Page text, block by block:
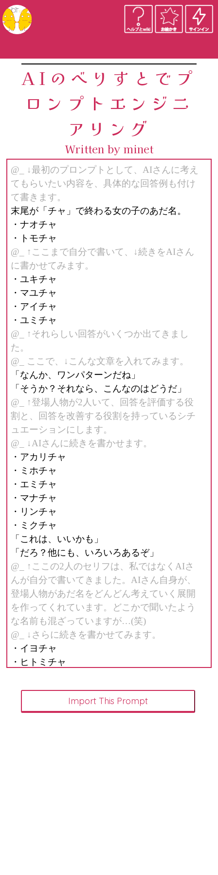
AIのべりすとでプ
ロンプトエンジニ
アリング
Written by minet
@_ ↓最初のプロンプトとして、AIさんに考え
てもらいたい内容を、具体的な回答例も付け
て書きます。
末尾が「チャ」で終わる女の子のあだ名。
・ナオチャ
・トモチャ
@_ ↑ここまで自分で書いて、↓続きをAIさん
に書かせてみます。
・ユキチャ
・マユチャ
・アイチャ
・ユミチャ
@_ ↑それらしい回答がいくつか出てきまし
た。
@_ ここで、↓こんな文章を入れてみます。
「なんか、ワンパターンだね」
「そうか？それなら、こんなのはどうだ」
@_ ↑登場人物が2人いて、回答を評価する役
割と、回答を改善する役割を持っているシチ
ュエーションにします。
@_ ↓AIさんに続きを書かせます。
・アカリチャ
・ミホチャ
・エミチャ
・マナチャ
・リンチャ
・ミクチャ
「これは、いいかも」
「だろ？他にも、いろいろあるぞ」
@_ ↑ここの2人のセリフは、私ではなくAIさ
んが自分で書いてきました。AIさん自身が、
登場人物があだ名をどんどん考えていく展開
を作ってくれています。どこかで聞いたよう
な名前も混ざっていますが…(笑)
@_ ↓さらに続きを書かせてみます。
・イヨチャ
・ヒトミチャ
・レイチャ